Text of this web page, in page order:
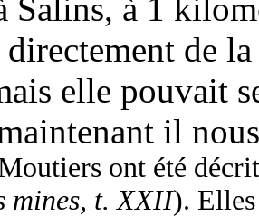
Salins, à 1
directement de
elle pouvait
il
ont été
mines, t. XXII).